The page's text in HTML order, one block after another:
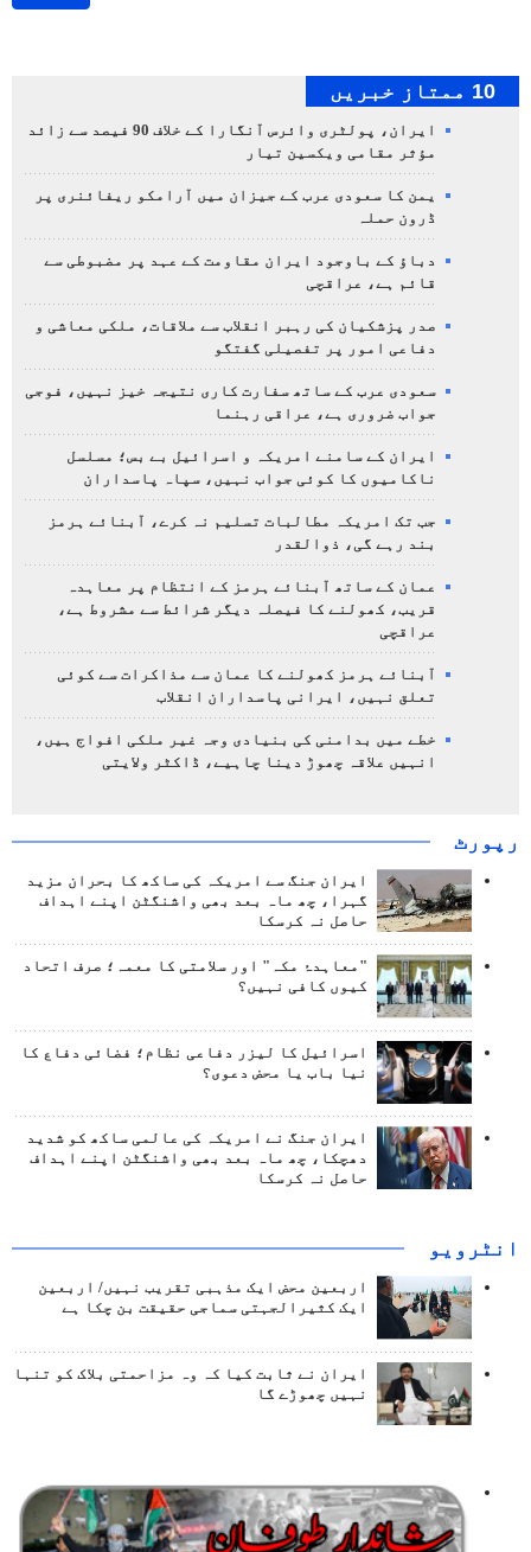
10 ممتاز خبریں
ایران، پولٹری وائرس آنگارا کے خلاف 90 فیصد سے زائد
مؤثر مقامی ویکسین تیار
یمن کا سعودی عرب کے جیزان میں آرامکو ریفائنری پر
ڈرون حملہ
دباؤ کے باوجود ایران مقاومت کے عہد پر مضبوطی سے
قائم ہے، عراقچی
صدر پزشکیان کی رہبر انقلاب سے ملاقات، ملکی معاشی و
دفاعی امور پر تفصیلی گفتگو
سعودی عرب کے ساتھ سفارت کاری نتیجہ خیز نہیں، فوجی
جواب ضروری ہے، عراقی رہنما
ایران کے سامنے امریکہ و اسرائیل بے بس؛ مسلسل
ناکامیوں کا کوئی جواب نہیں، سپاہ پاسداران
جب تک امریکہ مطالبات تسلیم نہ کرے، آبنائے ہرمز
بند رہے گی، ذوالقدر
عمان کے ساتھ آبنائے ہرمز کے انتظام پر معاہدہ
قریب، کھولنے کا فیصلہ دیگر شرائط سے مشروط ہے،
عراقچی
آبنائے ہرمز کھولنے کا عمان سے مذاکرات سے کوئی
تعلق نہیں، ایرانی پاسداران انقلاب
خطے میں بدامنی کی بنیادی وجہ غیر ملکی افواج ہیں،
انہیں علاقہ چھوڑ دینا چاہیے، ڈاکٹر ولایتی
رپورٹ
ایران جنگ سے امریکہ کی ساکھ کا بحران مزید
گہرا، چھ ماہ بعد بھی واشنگٹن اپنے اہداف
حاصل نہ کرسکا
"معاہدۂ مکہ" اور سلامتی کا معمہ؛ صرف اتحاد
کیوں کافی نہیں؟
اسرائیل کا لیزر دفاعی نظام؛ فضائی دفاع کا
نیا باب یا محض دعوی؟
ایران جنگ نے امریکہ کی عالمی ساکھ کو شدید
دھچکا، چھ ماہ بعد بھی واشنگٹن اپنے اہداف
حاصل نہ کرسکا
انٹرويو
اربعین محض ایک مذہبی تقریب نہیں/ اربعین
ایک کثیرالجہتی سماجی حقیقت بن چکا ہے
ایران نے ثابت کیا کہ وہ مزاحمتی بلاک کو تنہا
نہیں چھوڑے گا